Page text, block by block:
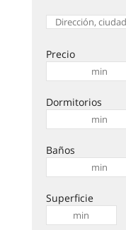
Precio
Dormitorios
Baños
Superficie